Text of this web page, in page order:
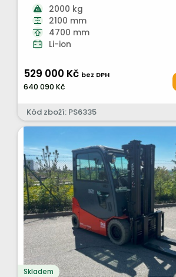
2000 kg
2100 mm
4700 mm
Li-ion
529 000 Kč bez DPH
640 090 Kč
Kód zboží: PS6335
Skladem